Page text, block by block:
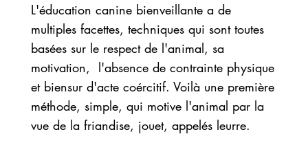
L'éducation canine bienveillante a de
multiples facettes, techniques qui sont toutes
basées sur le respect de l'animal, sa
motivation, l'absence de contrainte physique
et biensur d'acte coércitif. Voilà une première
méthode, simple, qui motive l'animal par la
vue de la friandise, jouet, appelés leurre.